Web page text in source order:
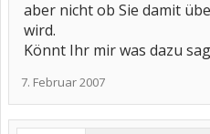
aber nicht ob Sie damit
wird.
Könnt Ihr mir was dazu
7. Februar 2007